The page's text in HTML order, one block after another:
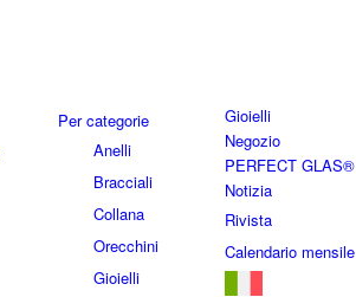
Gioielli
Per categorie
Anelli
Bracciali
Collana
Orecchini
Gioielli
Negozio
PERFECT GLAS®
Notizia
Rivista
Calendario mensile